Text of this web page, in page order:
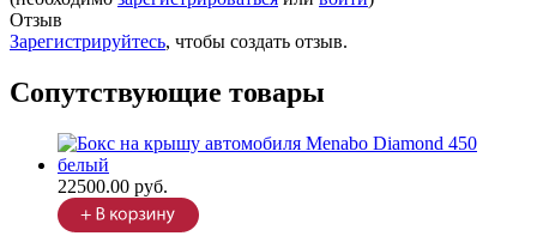
Отзыв
Зарегистрируйтесь, чтобы создать отзыв.
Сопутствующие товары
22500.00 руб.